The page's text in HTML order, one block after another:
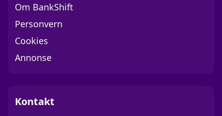
Om BankShift
Personvern
Cookies
Annonse
Kontakt